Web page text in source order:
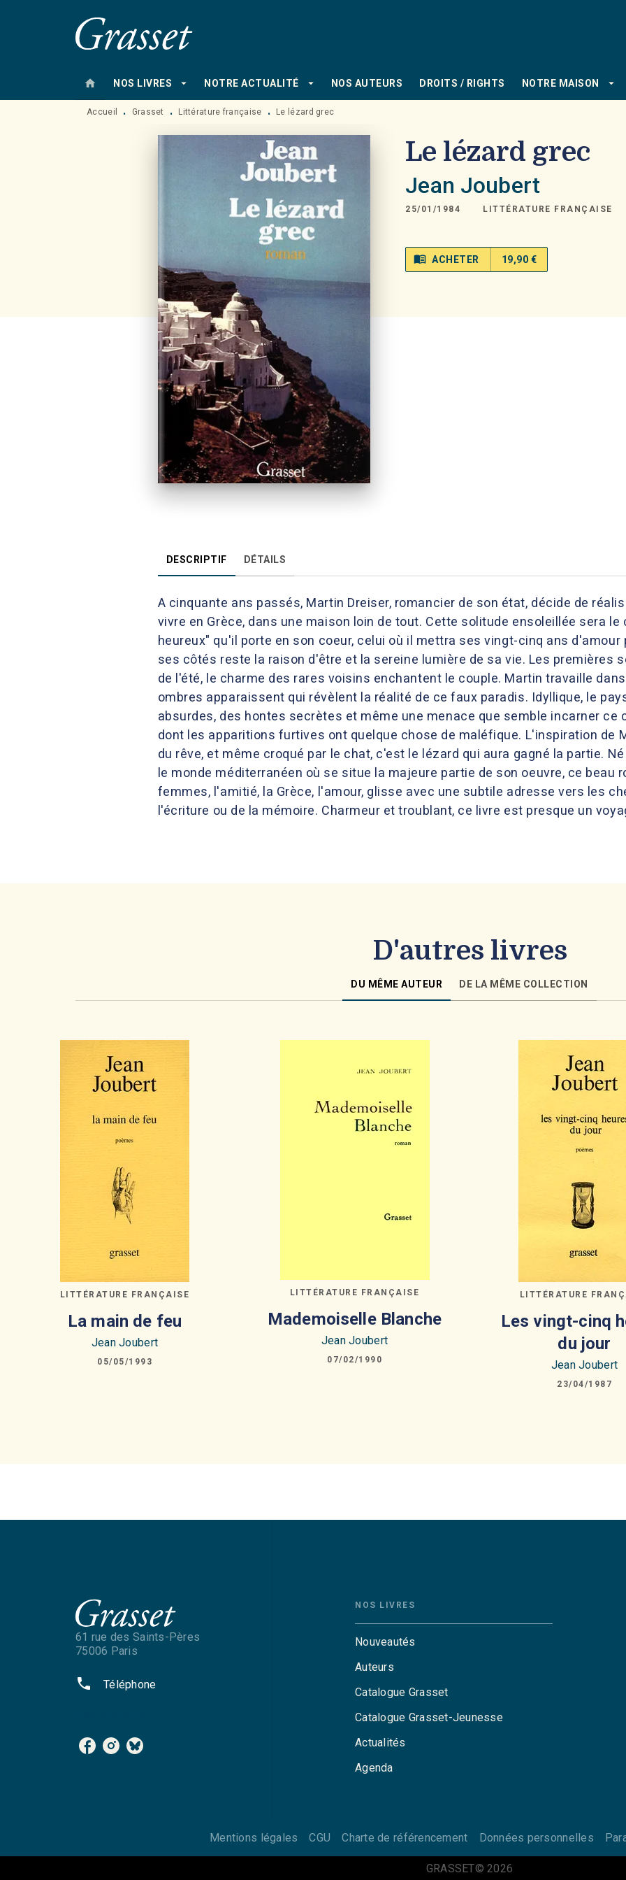
MENU RECHERCHE
home NOS LIVRES arrow_drop_down NOTRE ACTUALITÉ arrow_drop_down NOS AUTEURS DROITS / RIGHTS NOTRE MAISON arrow_drop_down
Accueil • Grasset • Littérature française • Le lézard grec
Le lézard grec
Jean Joubert
25/01/1984 LITTÉRATURE FRANÇAISE
menu_book ACHETER 19,90 €
DESCRIPTIF DÉTAILS
A cinquante ans passés, Martin Dreiser, romancier de son état, décide de
vivre en Grèce, dans une maison loin de tout. Cette solitude ensoleillée sera le
heureux" qu'il porte en son coeur, celui où il mettra ses vingt-cinq ans d'amour
ses côtés reste la raison d'être et la sereine lumière de sa vie. Les premières
de l'été, le charme des rares voisins enchantent le couple. Martin travaille
ombres apparaissent qui révèlent la réalité de ce faux paradis. Idyllique, le
absurdes, des hontes secrètes et même une menace que semble incarner ce
dont les apparitions furtives ont quelque chose de maléfique. L'inspiration de
du rêve, et même croqué par le chat, c'est le lézard qui aura gagné la partie.
le monde méditerranéen où se situe la majeure partie de son oeuvre, ce beau
femmes, l'amitié, la Grèce, l'amour, glisse avec une subtile adresse vers les
l'écriture ou de la mémoire. Charmeur et troublant, ce livre est presque un
D'autres livres
DU MÊME AUTEUR DE LA MÊME COLLECTION
LITTÉRATURE FRANÇAISE
La main de feu
Jean Joubert
05/05/1993
LITTÉRATURE FRANÇAISE
Mademoiselle Blanche
Jean Joubert
07/02/1990
LITTÉRATURE
Les vingt-cinq
du jour
Jean Joubert
23/04/1987
61 rue des Saints-Pères
75006 Paris
phone Téléphone
NOS LIVRES
Nouveautés
Auteurs
Catalogue Grasset
Catalogue Grasset-Jeunesse
Actualités
Agenda
Mentions légales CGU Charte de référencement Données personnelles
GRASSET© 2026